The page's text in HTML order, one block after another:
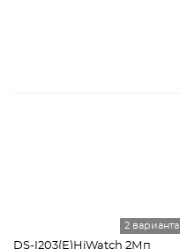
2 варианта
DS-I203(E)HiWatch 2Мп